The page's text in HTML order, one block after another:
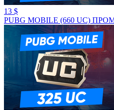
13 $
PUBG MOBILE (660 UC)